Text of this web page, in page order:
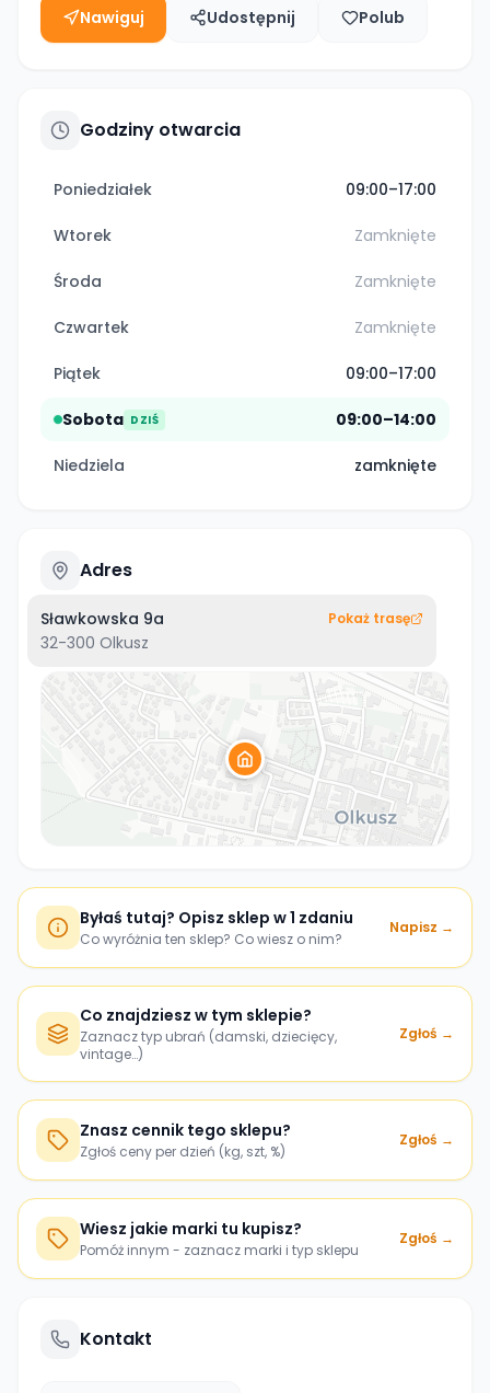
Nawiguj Udostępnij Polub
Godziny otwarcia
Poniedziałek 09:00–17:00
Wtorek Zamknięte
Środa Zamknięte
Czwartek Zamknięte
Piątek 09:00–17:00
Sobota DZIŚ 09:00–14:00
Niedziela zamknięte
Adres
Sławkowska 9a
32-300 Olkusz
Pokaż trasę
Byłaś tutaj? Opisz sklep w 1 zdaniu
Co wyróżnia ten sklep? Co wiesz o nim?
Napisz →
Co znajdziesz w tym sklepie?
Zaznacz typ ubrań (damski, dziecięcy,
vintage…)
Zgłoś →
Znasz cennik tego sklepu?
Zgłoś ceny per dzień (kg, szt, %)
Zgłoś →
Wiesz jakie marki tu kupisz?
Pomóż innym - zaznacz marki i typ sklepu
Zgłoś →
Kontakt